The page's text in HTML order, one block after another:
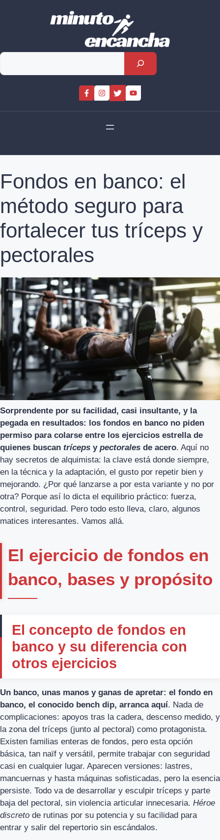
Rechercher
Fondos en banco: el
método seguro para
fortalecer tus tríceps y
pectorales
Sorprendente por su facilidad, casi insultante, y la
pegada en resultados: los fondos en banco no piden
permiso para colarse entre los ejercicios estrella de
quienes buscan tríceps y pectorales de acero. Aquí no
hay secretos de alquimista: la clave está donde siempre,
en la técnica y la adaptación, el gusto por repetir bien y
mejorando. ¿Por qué lanzarse a por esta variante y no por
otra? Porque así lo dicta el equilibrio práctico: fuerza,
control, seguridad. Pero todo esto lleva, claro, algunos
matices interesantes. Vamos allá.
El ejercicio de fondos en
banco, bases y propósito
El concepto de fondos en
banco y su diferencia con
otros ejercicios
Un banco, unas manos y ganas de apretar: el fondo en
banco, el conocido bench dip, arranca aquí. Nada de
complicaciones: apoyos tras la cadera, descenso medido, y
la zona del tríceps (junto al pectoral) como protagonista.
Existen familias enteras de fondos, pero esta opción
básica, tan naïf y versátil, permite trabajar con seguridad
casi en cualquier lugar. Aparecen versiones: lastres,
mancuernas y hasta máquinas sofisticadas, pero la esencia
persiste. Todo va de desarrollar y esculpir tríceps y parte
baja del pectoral, sin violencia articular innecesaria. Héroe
discreto de rutinas por su potencia y su facilidad para
entrar y salir del repertorio sin escándalos.